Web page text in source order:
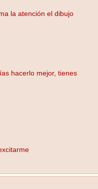
la atención el dibujo
hacerlo mejor, tienes